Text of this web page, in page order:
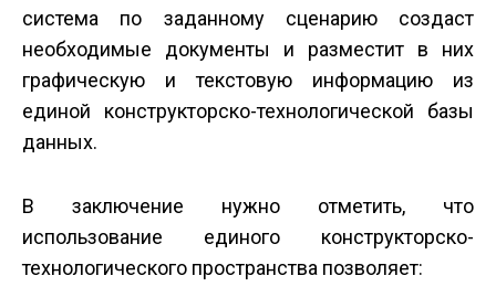
система по заданному сценарию создаст
необходимые документы и разместит в них
графическую и текстовую информацию из
единой конструкторско-технологической базы
данных.
В заключение нужно отметить, что
использование единого конструкторско-
технологического пространства позволяет: